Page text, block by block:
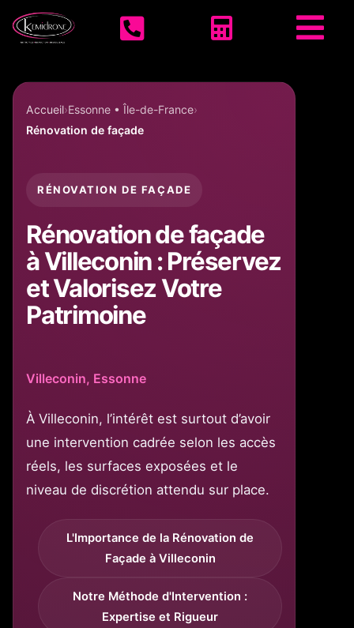
  
Accueil Essonne • Île-de-France
Rénovation de façade
RÉNOVATION DE FAÇADE
Rénovation de façade
à Villeconin : Préservez
et Valorisez Votre
Patrimoine
Villeconin, Essonne
À Villeconin, l’intérêt est surtout d’avoir
une intervention cadrée selon les accès
réels, les surfaces exposées et le
niveau de discrétion attendu sur place.
L'Importance de la Rénovation de
Façade à Villeconin
Notre Méthode d'Intervention :
Expertise et Rigueur